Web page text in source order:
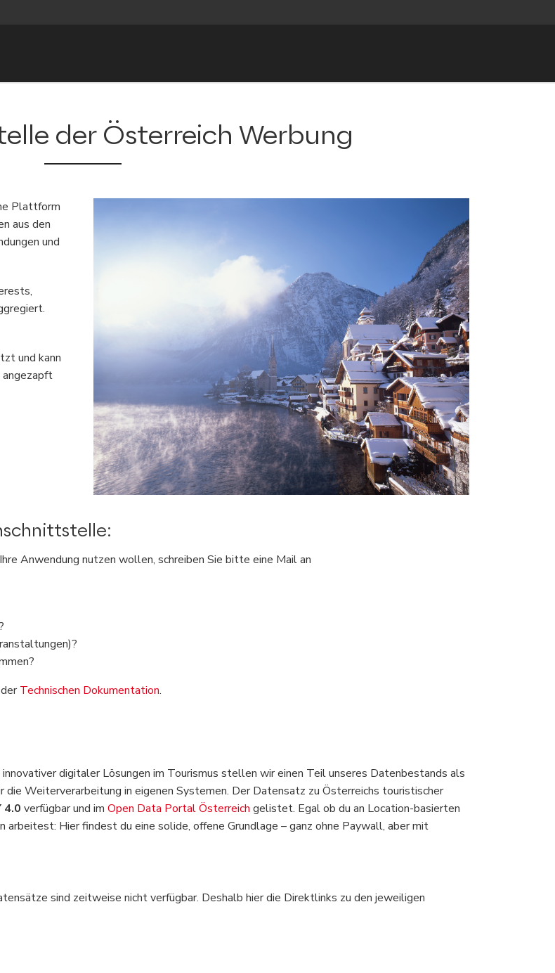
der Österreich Werbung
Plattform
aus den
und
und kann
angezapft
Anwendung nutzen wollen, schreiben Sie bitte eine Mail an
Technischen Dokumentation.
digitaler Lösungen im Tourismus stellen wir einen Teil unseres Datenbestands als
die Weiterverarbeitung in eigenen Systemen. Der Datensatz zu Österreichs touristischer
4.0 verfügbar und im Open Data Portal Österreich gelistet. Egal ob du an Location-basierten
arbeitest: Hier findest du eine solide, offene Grundlage – ganz ohne Paywall, aber mit
sind zeitweise nicht verfügbar. Deshalb hier die Direktlinks zu den jeweiligen